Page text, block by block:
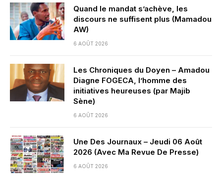
Quand le mandat s’achève, les
discours ne suffisent plus (Mamadou
AW)
6 AOÛT 2026
Les Chroniques du Doyen – Amadou
Diagne FOGECA, l’homme des
initiatives heureuses (par Majib
Sène)
6 AOÛT 2026
Une Des Journaux – Jeudi 06 Août
2026 (Avec Ma Revue De Presse)
6 AOÛT 2026